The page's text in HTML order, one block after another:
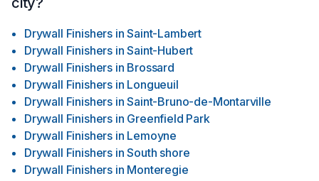
Drywall Finishers in Saint-Lambert
Drywall Finishers in Saint-Hubert
Drywall Finishers in Brossard
Drywall Finishers in Longueuil
Drywall Finishers in Saint-Bruno-de-Montarville
Drywall Finishers in Greenfield Park
Drywall Finishers in Lemoyne
Drywall Finishers in South shore
Drywall Finishers in Monteregie